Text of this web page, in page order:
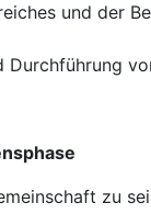
und der
zu